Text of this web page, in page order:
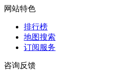
网站特色
排行榜
地图搜索
订阅服务
咨询反馈